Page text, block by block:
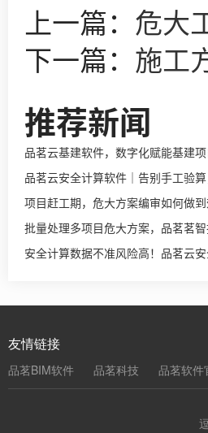
上一篇： 危大
下一篇： 施工
推荐新闻
品茗云基建软件，数字化赋能基建
品茗云安全计算软件｜告别手工验
项目赶工期，危大方案编审如何做
批量处理多项目危大方案，品茗茗
安全计算数据不准风险高！品茗云
友情链接
品茗BIM软件 品茗科技 品茗软件